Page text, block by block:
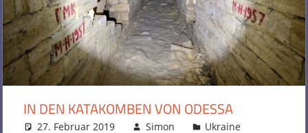
IN DEN KATAKOMBEN VON ODESSA
27. Februar 2019 Simon
Ukraine